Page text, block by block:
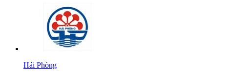
Hải Phòng